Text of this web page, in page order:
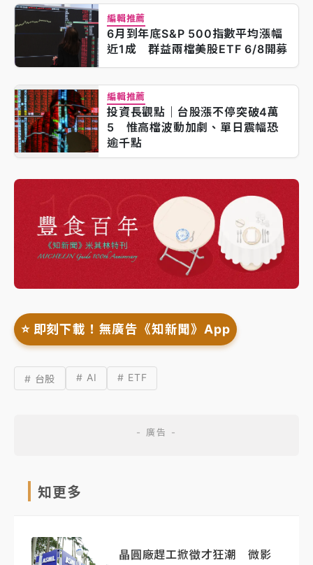
編輯推薦
6月到年底S&P 500指數平均漲幅
近1成 群益兩檔美股ETF 6/8開募
編輯推薦
投資長觀點｜台股漲不停突破4萬
5 惟高檔波動加劇、單日震幅恐
逾千點
⭐️ 即刻下載！無廣告《知新聞》App
# 台股 # AI # ETF
知更多
晶圓廠趕工掀徵才狂潮 微影